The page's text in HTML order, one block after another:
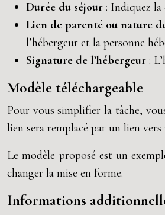
Durée du séjour : Indiquez la
Lien de parenté ou nature
l’hébergeur et la personne
Signature de l’hébergeur :
Modèle téléchargeable
Pour vous simplifier la tâche,
lien sera remplacé par un lien
Le modèle proposé est un
changer la mise en forme.
Informations